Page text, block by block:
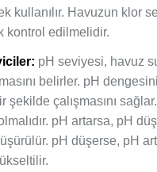
kullanılır. Havuzun klor
kontrol edilmelidir.
pH seviyesi, havuz
belirler. pH
şekilde çalışmasını
pH artarsa, pH
pH düşerse, pH